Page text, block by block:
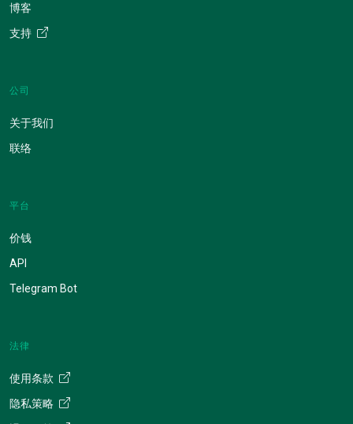
博客
支持
公司
关于我们
联络
平台
价钱
API
Telegram Bot
法律
使用条款
隐私策略